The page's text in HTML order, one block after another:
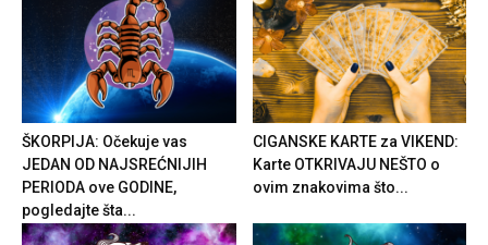
ŠKORPIJA: Očekuje vas
JEDAN OD NAJSREĆNIJIH
PERIODA ove GODINE,
pogledajte šta...
CIGANSKE KARTE za VIKEND:
Karte OTKRIVAJU NEŠTO o
ovim znakovima što...